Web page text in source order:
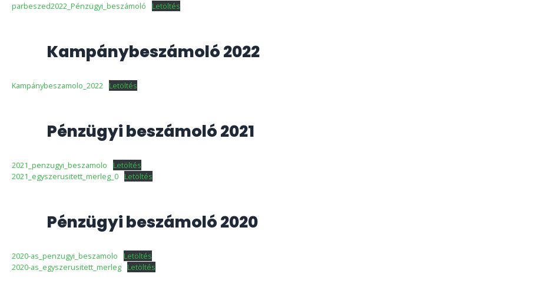
parbeszed2022_Pénzügyi_beszámoló Letöltés
Kampánybeszámoló 2022
Kampánybeszamolo_2022 Letöltés
Pénzügyi beszámoló 2021
2021_penzugyi_beszamolo
Letöltés
2021_egyszerusitett_merleg_0
Letöltés
Pénzügyi beszámoló 2020
2020-as_penzugyi_beszamolo
Letöltés
2020-as_egyszerusitett_merleg
Letöltés